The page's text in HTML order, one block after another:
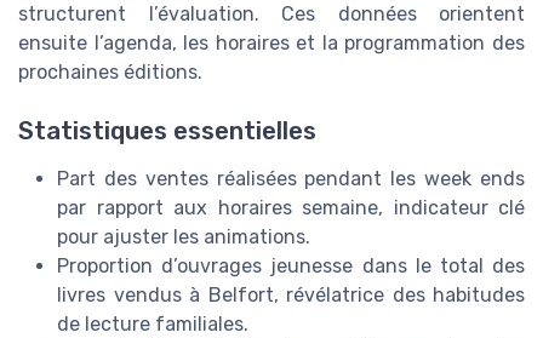
structurent l’évaluation. Ces données orientent
ensuite l’agenda, les horaires et la programmation des
prochaines éditions.
Statistiques essentielles
Part des ventes réalisées pendant les week ends
par rapport aux horaires semaine, indicateur clé
pour ajuster les animations.
Proportion d’ouvrages jeunesse dans le total des
livres vendus à Belfort, révélatrice des habitudes
de lecture familiales.